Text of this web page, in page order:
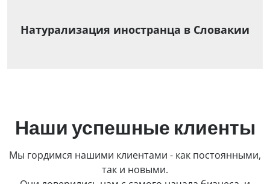
Натурализация иностранца в Словакии
Наши успешные клиенты
Мы гордимся нашими клиентами - как постоянными,
так и новыми.